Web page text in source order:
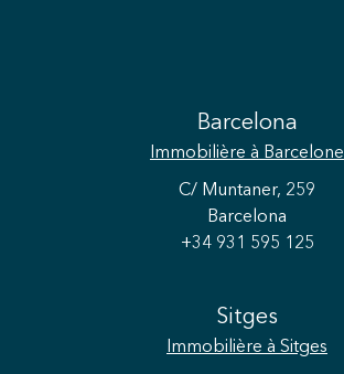
Barcelona
Immobilière à Barcelone
C/ Muntaner, 259
Barcelona
+34 931 595 125
Sitges
Immobilière à Sitges